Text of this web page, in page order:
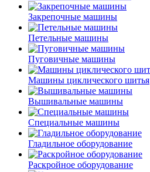
Закрепочные машины
Петельные машины
Пуговичные машины
Машины циклического шитья
Вышивальные машины
Специальные машины
Гладильное оборудование
Раскройное оборудование